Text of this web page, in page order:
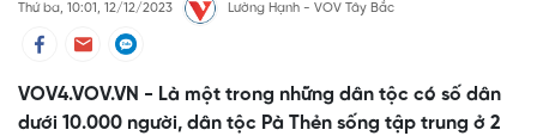
Thứ ba, 10:01, 12/12/2023 Lường Hạnh - VOV Tây Bắc
VOV4.VOV.VN - Là một trong những dân tộc có số dân
dưới 10.000 người, dân tộc Pà Thẻn sống tập trung ở 2